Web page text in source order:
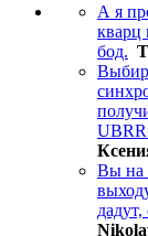
А я
кварц
бод.
Вы на